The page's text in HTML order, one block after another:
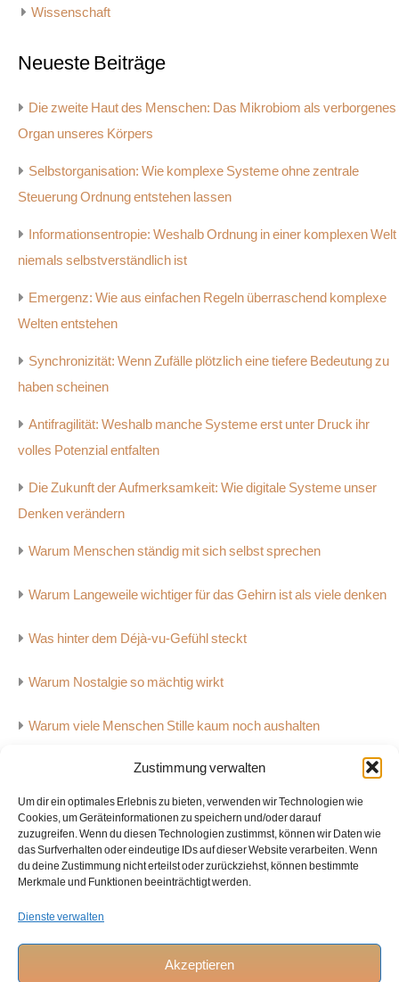
Zustimmung verwalten
Um dir ein optimales Erlebnis zu bieten, verwenden wir Technologien wie
Cookies, um Geräteinformationen zu speichern und/oder darauf
zuzugreifen. Wenn du diesen Technologien zustimmst, können wir Daten wie
das Surfverhalten oder eindeutige IDs auf dieser Website verarbeiten. Wenn
du deine Zustimmung nicht erteilst oder zurückziehst, können bestimmte
Merkmale und Funktionen beeinträchtigt werden.
Dienste verwalten
Akzeptieren
Wissenschaft
Neueste Beiträge
Die zweite Haut des Menschen: Das Mikrobiom als verborgenes
Organ unseres Körpers
Selbstorganisation: Wie komplexe Systeme ohne zentrale
Steuerung Ordnung entstehen lassen
Informationsentropie: Weshalb Ordnung in einer komplexen Welt
niemals selbstverständlich ist
Emergenz: Wie aus einfachen Regeln überraschend komplexe
Welten entstehen
Synchronizität: Wenn Zufälle plötzlich eine tiefere Bedeutung zu
haben scheinen
Antifragilität: Weshalb manche Systeme erst unter Druck ihr
volles Potenzial entfalten
Die Zukunft der Aufmerksamkeit: Wie digitale Systeme unser
Denken verändern
Warum Menschen ständig mit sich selbst sprechen
Warum Langeweile wichtiger für das Gehirn ist als viele denken
Was hinter dem Déjà-vu-Gefühl steckt
Warum Nostalgie so mächtig wirkt
Warum viele Menschen Stille kaum noch aushalten
Warum Menschen überall Muster erkennen
Warum Musik starke Emotionen auslösen kann
Warum Zeit für Menschen unterschiedlich schnell vergeht
Home
Impressum